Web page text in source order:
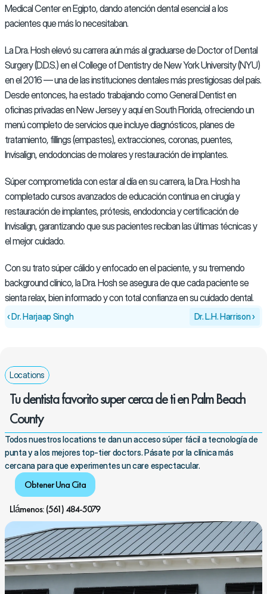
Medical Center en Egipto, dando atención dental esencial a los
pacientes que más lo necesitaban.
La Dra. Hosh elevó su carrera aún más al graduarse de Doctor of Dental
Surgery (D.D.S.) en el College of Dentistry de New York University (NYU)
en el 2016 — una de las instituciones dentales más prestigiosas del país.
Desde entonces, ha estado trabajando como General Dentist en
oficinas privadas en New Jersey y aquí en South Florida, ofreciendo un
menú completo de servicios que incluye diagnósticos, planes de
tratamiento, fillings (empastes), extracciones, coronas, puentes,
Invisalign, endodoncias de molares y restauración de implantes.
Súper comprometida con estar al día en su carrera, la Dra. Hosh ha
completado cursos avanzados de educación continua en cirugía y
restauración de implantes, prótesis, endodoncia y certificación de
Invisalign, garantizando que sus pacientes reciban las últimas técnicas y
el mejor cuidado.
Con su trato súper cálido y enfocado en el paciente, y su tremendo
background clínico, la Dra. Hosh se asegura de que cada paciente se
sienta relax, bien informado y con total confianza en su cuidado dental.
‹ Dr. Harjaap Singh Dr. L.H. Harrison ›
Locations
Tu dentista favorito super cerca de ti en Palm Beach
County
Todos nuestros locations te dan un acceso súper fácil a tecnología de
punta y a los mejores top-tier doctors. Pásate por la clínica más
cercana para que experimentes un care espectacular.
Obtener Una Cita
Llámenos: (561) 484-5079